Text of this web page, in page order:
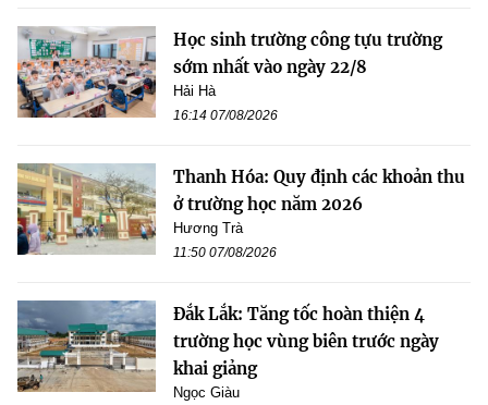
Học sinh trường công tựu trường
sớm nhất vào ngày 22/8
Hải Hà
16:14 07/08/2026
Thanh Hóa: Quy định các khoản thu
ở trường học năm 2026
Hương Trà
11:50 07/08/2026
Đắk Lắk: Tăng tốc hoàn thiện 4
trường học vùng biên trước ngày
khai giảng
Ngọc Giàu